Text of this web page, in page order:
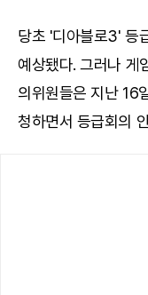
당초 '디아블로3' 등
예상됐다. 그러나 게
의위원들은 지난 16
청하면서 등급회의